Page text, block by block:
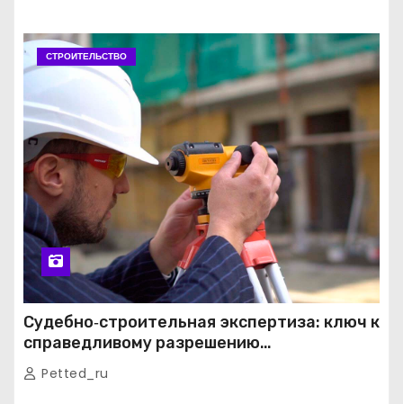
СТРОИТЕЛЬСТВО
Судебно‑строительная экспертиза: ключ к
справедливому разрешению
строительных споров
Petted_ru